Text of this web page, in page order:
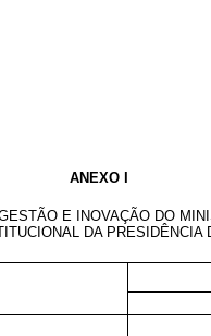
ANEXO I
E INOVAÇÃO DO
DA PRESIDÊNCIA